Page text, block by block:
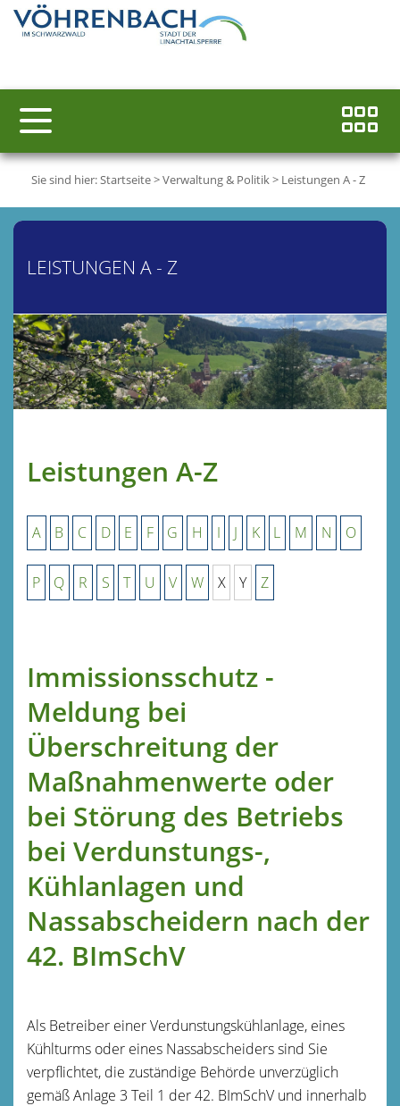
Sie sind hier:Startseite>Verwaltung & Politik> Leistungen A - Z
LEISTUNGEN A - Z
Leistungen A-Z
A B C D E F G H I J K L M N O
P Q R S T U V W X Y Z
Immissionsschutz -
Meldung bei
Überschreitung der
Maßnahmenwerte oder
bei Störung des Betriebs
bei Verdunstungs-,
Kühlanlagen und
Nassabscheidern nach der
42. BImSchV
Als Betreiber einer Verdunstungskühlanlage, eines
Kühlturms oder eines Nassabscheiders sind Sie
verpflichtet, die zuständige Behörde unverzüglich
gemäß Anlage 3 Teil 1 der 42. BImSchV und innerhalb